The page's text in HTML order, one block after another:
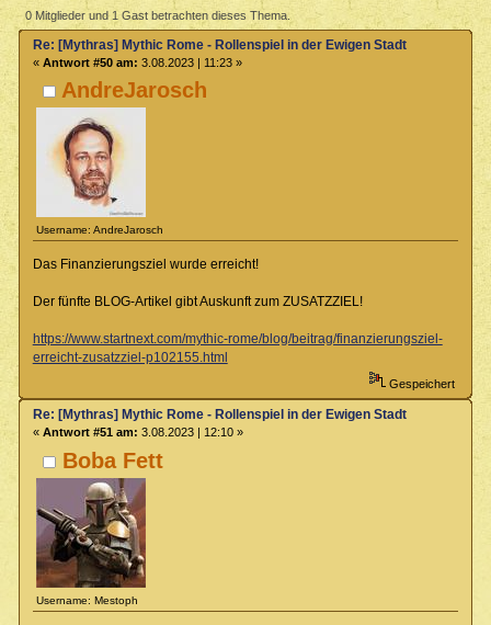
Rollenspiel in der Ewigen Stadt (Gelesen 8282 mal)
0 Mitglieder und 1 Gast betrachten dieses Thema.
AndreJarosch
Username: AndreJarosch
Re: [Mythras] Mythic Rome - Rollenspiel in der Ewigen Stadt
« Antwort #50 am: 3.08.2023 | 11:23 »
Das Finanzierungsziel wurde erreicht!
Der fünfte BLOG-Artikel gibt Auskunft zum ZUSATZZIEL!
https://www.startnext.com/mythic-rome/blog/beitrag/finanzierungsziel-
erreicht-zusatzziel-p102155.html
Gespeichert
Boba Fett
Username: Mestoph
Re: [Mythras] Mythic Rome - Rollenspiel in der Ewigen Stadt
« Antwort #51 am: 3.08.2023 | 12:10 »